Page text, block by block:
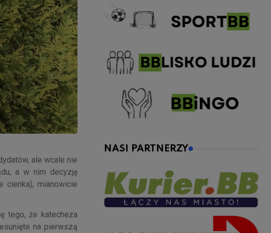
ale wcale nie
a w nim decyzję
cienka), mianowicie
tego, że katecheza
na pierwszą
NASI PARTNERZY